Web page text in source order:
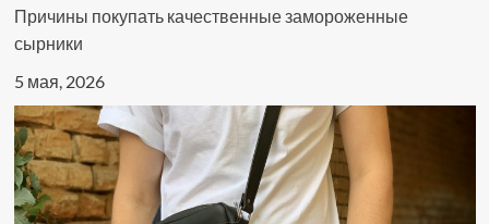
Причины покупать качественные замороженные
сырники
5 мая, 2026